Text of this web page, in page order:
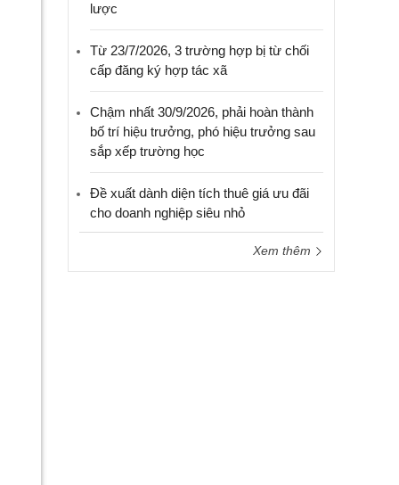
lược
Từ 23/7/2026, 3 trường hợp bị từ chối
cấp đăng ký hợp tác xã
Chậm nhất 30/9/2026, phải hoàn thành
bố trí hiệu trưởng, phó hiệu trưởng sau
sắp xếp trường học
Đề xuất dành diện tích thuê giá ưu đãi
cho doanh nghiệp siêu nhỏ
Xem thêm